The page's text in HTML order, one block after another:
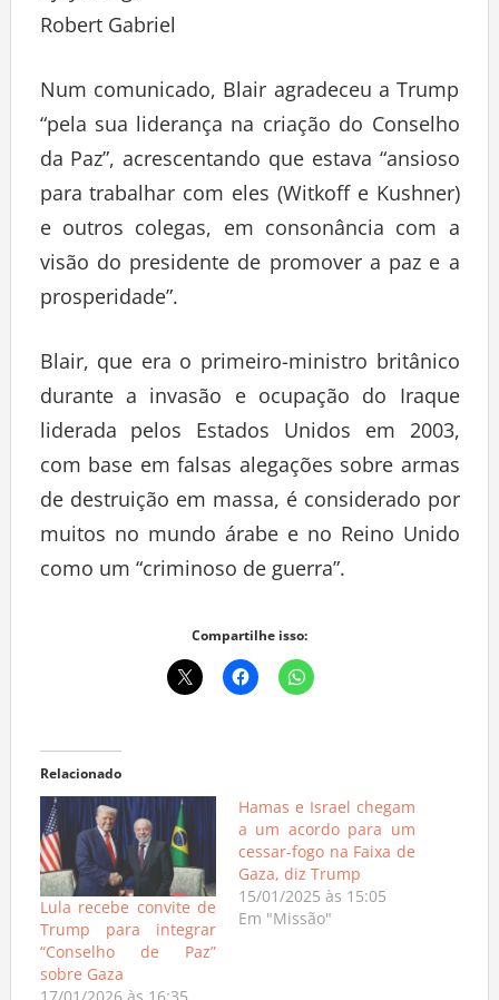
Robert Gabriel
Num comunicado, Blair agradeceu a Trump
“pela sua liderança na criação do Conselho
da Paz”, acrescentando que estava “ansioso
para trabalhar com eles (Witkoff e Kushner)
e outros colegas, em consonância com a
visão do presidente de promover a paz e a
prosperidade”.
Blair, que era o primeiro-ministro britânico
durante a invasão e ocupação do Iraque
liderada pelos Estados Unidos em 2003,
com base em falsas alegações sobre armas
de destruição em massa, é considerado por
muitos no mundo árabe e no Reino Unido
como um “criminoso de guerra”.
Compartilhe isso:
Relacionado
Lula recebe convite de
Trump para integrar
“Conselho de Paz”
sobre Gaza
Hamas e Israel chegam
a um acordo para um
cessar-fogo na Faixa de
Gaza, diz Trump
15/01/2025 às 15:05
Em "Missão"